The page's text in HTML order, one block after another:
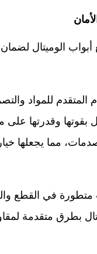
الوميتال لضمان
للمواد
بقوتها وقدرتها على
مما يجعلها
متطورة في القطع
بطرق متقدمة